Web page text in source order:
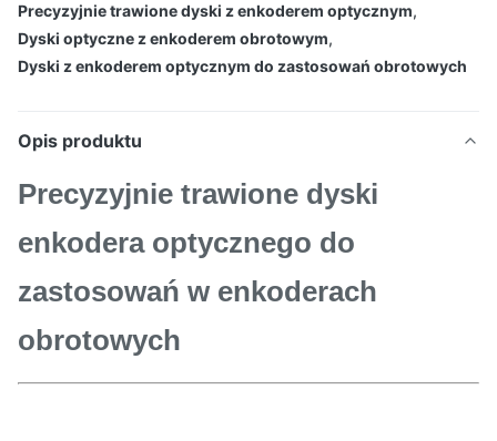
Precyzyjnie trawione dyski z enkoderem optycznym,
Dyski optyczne z enkoderem obrotowym,
Dyski z enkoderem optycznym do zastosowań obrotowych
Opis produktu
Precyzyjnie trawione dyski
enkodera optycznego do
zastosowań w enkoderach
obrotowych